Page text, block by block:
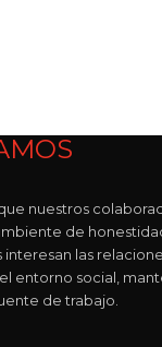
nuestros
de
las
entorno social,
de trabajo.